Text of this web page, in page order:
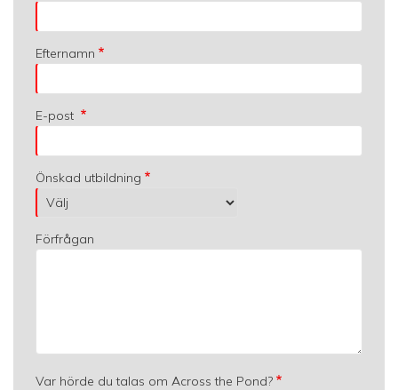
Efternamn
E-post
Önskad utbildning
Förfrågan
Var hörde du talas om Across the Pond?